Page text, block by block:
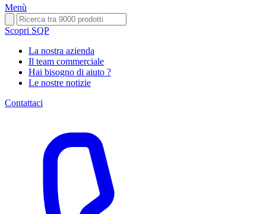
Menù
Scopri SQP
La nostra azienda
Il team commerciale
Hai bisogno di aiuto ?
Le nostre notizie
Contattaci